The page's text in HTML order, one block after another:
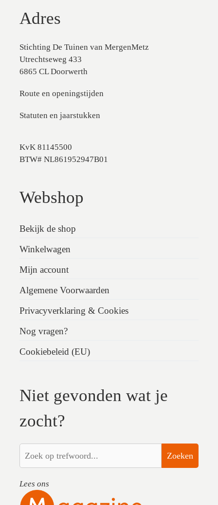
Adres
Stichting De Tuinen van MergenMetz
Utrechtseweg 433
6865 CL Doorwerth
Route en openingstijden
Statuten en jaarstukken
KvK 81145500
BTW# NL861952947B01
Webshop
Bekijk de shop
Winkelwagen
Mijn account
Algemene Voorwaarden
Privacyverklaring & Cookies
Nog vragen?
Cookiebeleid (EU)
Niet gevonden wat je
zocht?
Zoeken
Lees ons